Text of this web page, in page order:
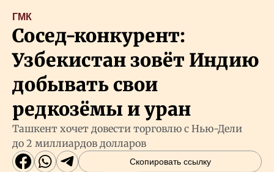
ГМК
Сосед-конкурент:
Узбекистан зовёт Индию
добывать свои
редкозёмы и уран
Ташкент хочет довести торговлю с Нью-Дели
до 2 миллиардов долларов
Скопировать ссылку